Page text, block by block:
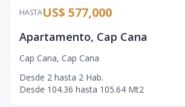
HASTAUS$ 577,000
Apartamento, Cap Cana
Cap Cana, Cap Cana
Desde 2 hasta 2 Hab.
Desde 104.36 hasta 105.64 Mt2